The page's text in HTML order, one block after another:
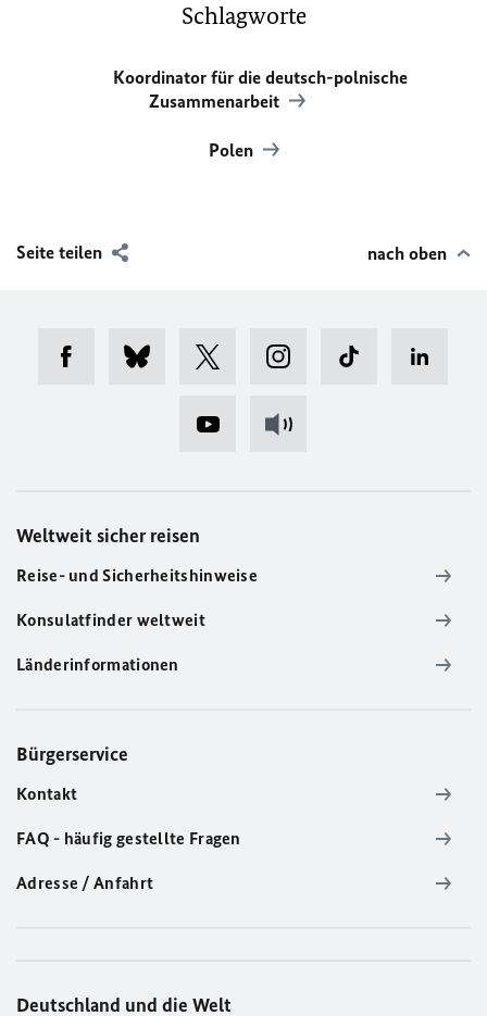
Schlagworte
Koordinator für die deutsch-polnische
Zusammenarbeit
Polen
Seite teilen nach oben
Weltweit sicher reisen
Reise- und Sicherheitshinweise
Konsulatfinder weltweit
Länderinformationen
Bürgerservice
Kontakt
FAQ - häufig gestellte Fragen
Adresse / Anfahrt
Deutschland und die Welt